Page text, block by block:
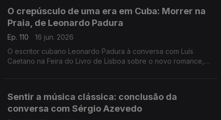
O crepúsculo de uma era em Cuba: Morrer na
Praia, de Leonardo Padura
Ep. 110
16 jun. 2026
O escritor cubano Leonardo Padura à conversa com Luís
Caetano na Feira do Livro de Lisboa sobre o novo romance,
Sentir a música clássica: conclusão da
conversa com Sérgio Azevedo